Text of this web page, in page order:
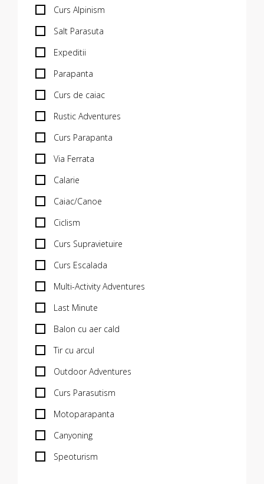
Curs Alpinism
Salt Parasuta
Expeditii
Parapanta
Curs de caiac
Rustic Adventures
Curs Parapanta
Via Ferrata
Calarie
Caiac/Canoe
Ciclism
Curs Supravietuire
Curs Escalada
Multi-Activity Adventures
Last Minute
Balon cu aer cald
Tir cu arcul
Outdoor Adventures
Curs Parasutism
Motoparapanta
Canyoning
Speoturism